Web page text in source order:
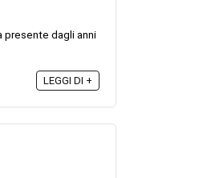
presente dagli anni
LEGGI DI +